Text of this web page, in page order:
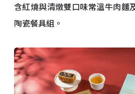
含紅燒與清燉雙口味常溫牛肉麵
陶瓷餐具組。